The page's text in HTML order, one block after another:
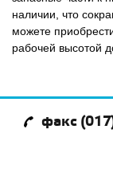
наличии, что
можете
рабочей высотой
факс